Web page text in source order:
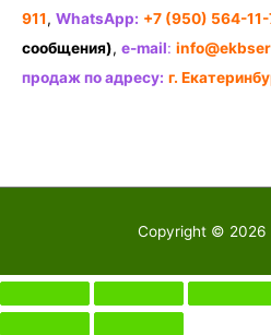
911, WhatsApp: +7 (950) 564-
сообщения), e-mail:
продаж по адресу: г.
Copyright © 2026